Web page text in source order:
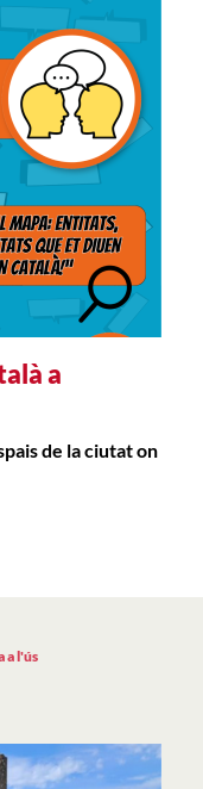
a
de la ciutat on
a l'ús